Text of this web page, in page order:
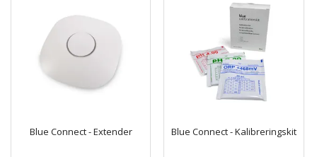
Blue Connect - Extender Blue Connect - Kalibreringskit